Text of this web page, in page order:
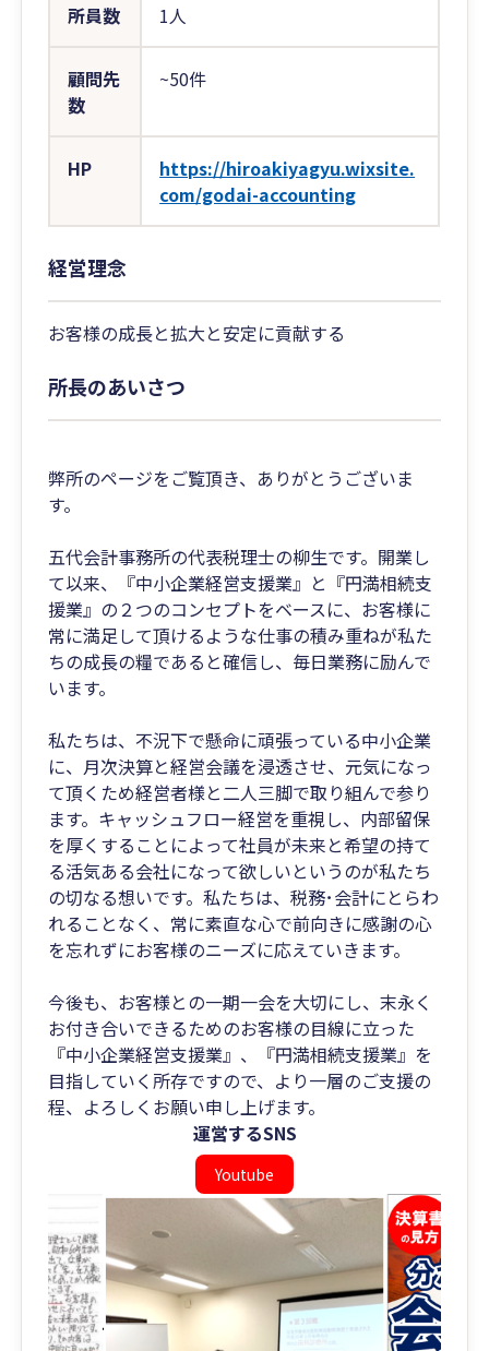
所員数 1人
顧問先
数
~50件
HP
https://hiroakiyagyu.wixsite.
com/godai-accounting
経営理念
お客様の成長と拡大と安定に貢献する
所長のあいさつ
弊所のページをご覧頂き、ありがとうございま
す。
五代会計事務所の代表税理士の柳生です。開業し
て以来、『中小企業経営支援業』と『円満相続支
援業』の２つのコンセプトをベースに、お客様に
常に満足して頂けるような仕事の積み重ねが私た
ちの成長の糧であると確信し、毎日業務に励んで
います。
私たちは、不況下で懸命に頑張っている中小企業
に、月次決算と経営会議を浸透させ、元気になっ
て頂くため経営者様と二人三脚で取り組んで参り
ます。キャッシュフロー経営を重視し、内部留保
を厚くすることによって社員が未来と希望の持て
る活気ある会社になって欲しいというのが私たち
の切なる想いです。私たちは、税務･会計にとらわ
れることなく、常に素直な心で前向きに感謝の心
を忘れずにお客様のニーズに応えていきます。
今後も、お客様との一期一会を大切にし、末永く
お付き合いできるためのお客様の目線に立った
『中小企業経営支援業』、『円満相続支援業』を
目指していく所存ですので、より一層のご支援の
程、よろしくお願い申し上げます。
運営するSNS
Youtube